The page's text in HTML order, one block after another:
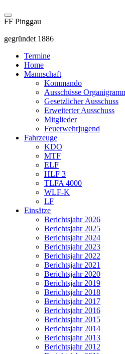
FF Pinggau
gegründet 1886
Termine
Home
Mannschaft
Kommando
Ausschüsse
Gesetzlicher Ausschuss
Erweiterter Ausschuss
Mitglieder
Feuerwehrjugend
Fahrzeuge
KDO
MTF
ELF
HLF 3
TLFA 4000
WLF-K
LF
Einsätze
Berichtsjahr 2026
Berichtsjahr 2025
Berichtsjahr 2024
Berichtsjahr 2023
Berichtsjahr 2022
Berichtsjahr 2021
Berichtsjahr 2020
Berichtsjahr 2019
Berichtsjahr 2018
Berichtsjahr 2017
Berichtsjahr 2016
Berichtsjahr 2015
Berichtsjahr 2014
Berichtsjahr 2013
Berichtsjahr 2012